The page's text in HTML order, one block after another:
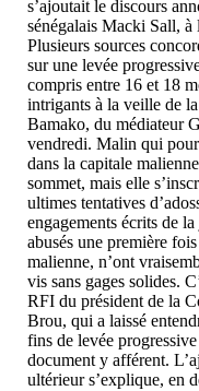
s’ajoutait le discours
sénégalais Macki Sall,
Plusieurs sources
sur une levée
compris entre 16 et 18
intrigants à la veille de
Bamako, du médiateur
vendredi. Malin qui
dans la capitale
sommet, mais elle
ultimes tentatives
engagements écrits de
abusés une première
malienne, n’ont
vis sans gages solides.
RFI du président de la
Brou, qui a laissé
fins de levée
document y afférent.
ultérieur s’explique, en